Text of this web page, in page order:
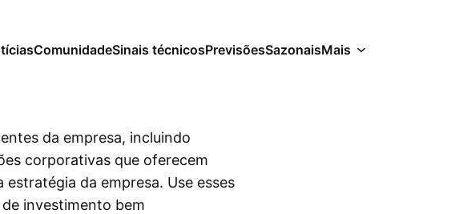
ComunidadeSinais técnicosPrevisõesSazonaisMais
da empresa, incluindo
corporativas que oferecem
da empresa. Use esses
investimento bem